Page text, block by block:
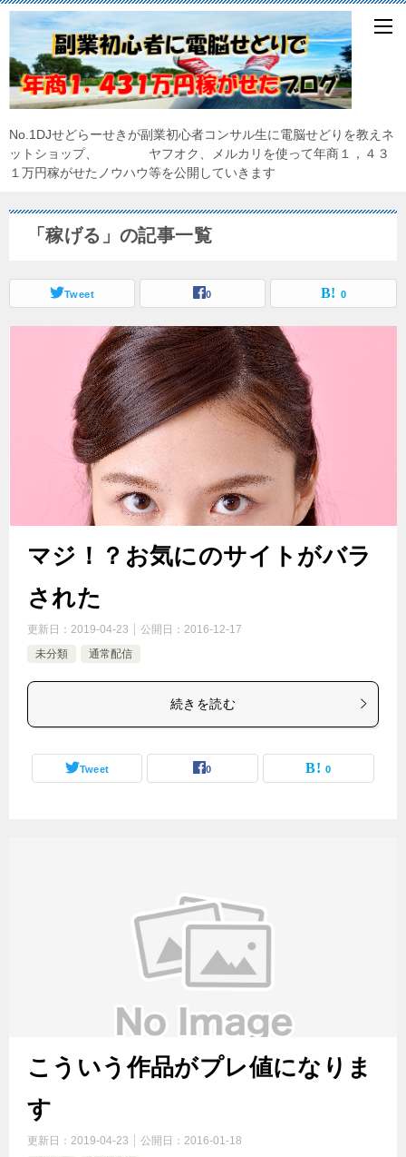
No.1DJせどらーせきが副業初心者コンサル生に電脳せどりを教えネ
ットショップ、 ヤフオク、メルカリを使って年商１，４３
１万円稼がせたノウハウ等を公開していきます
「稼げる」の記事一覧
Tweet 0 0
マジ！？お気にのサイトがバラ
された
更新日： 2019-04-23 公開日： 2016-12-17
未分類
通常配信
続きを読む
Tweet 0 0
こういう作品がプレ値になりま
す
更新日： 2019-04-23 公開日： 2016-01-18